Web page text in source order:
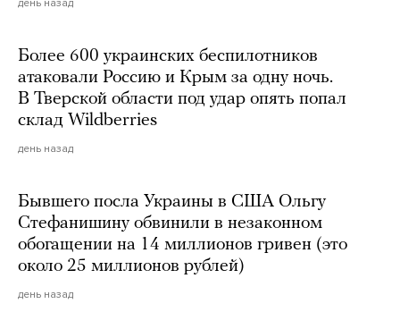
день назад
Более 600 украинских беспилотников
атаковали Россию и Крым за одну ночь.
В Тверской области под удар опять попал
склад Wildberries
день назад
Бывшего посла Украины в США Ольгу
Стефанишину обвинили в незаконном
обогащении на 14 миллионов гривен (это
около 25 миллионов рублей)
день назад